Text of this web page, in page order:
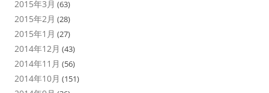
2015年3月 (63)
2015年2月 (28)
2015年1月 (27)
2014年12月 (43)
2014年11月 (56)
2014年10月 (151)